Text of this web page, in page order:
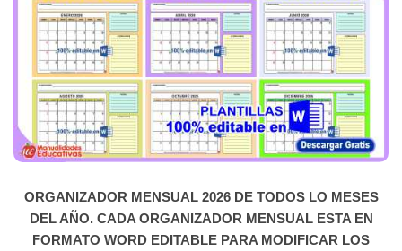
ORGANIZADOR MENSUAL 2026 DE TODOS LO MESES
DEL AÑO. CADA ORGANIZADOR MENSUAL ESTA EN
FORMATO WORD EDITABLE PARA MODIFICAR LOS